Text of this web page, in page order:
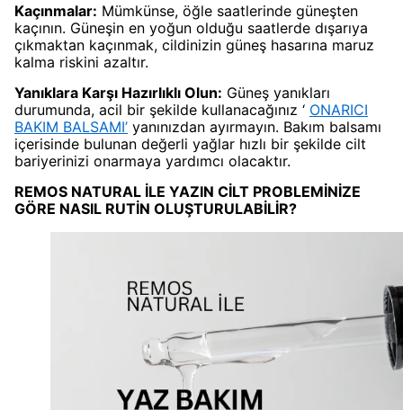
Kaçınmalar: Mümkünse, öğle saatlerinde güneşten
kaçının. Güneşin en yoğun olduğu saatlerde dışarıya
çıkmaktan kaçınmak, cildinizin güneş hasarına maruz
kalma riskini azaltır.
Yanıklara Karşı Hazırlıklı Olun: Güneş yanıkları
durumunda, acil bir şekilde kullanacağınız ‘ ONARICI
BAKIM BALSAMI’ yanınızdan ayırmayın. Bakım balsamı
içerisinde bulunan değerli yağlar hızlı bir şekilde cilt
bariyerinizi onarmaya yardımcı olacaktır.
REMOS NATURAL İLE YAZIN CİLT PROBLEMİNİZE
GÖRE NASIL RUTİN OLUŞTURULABİLİR?